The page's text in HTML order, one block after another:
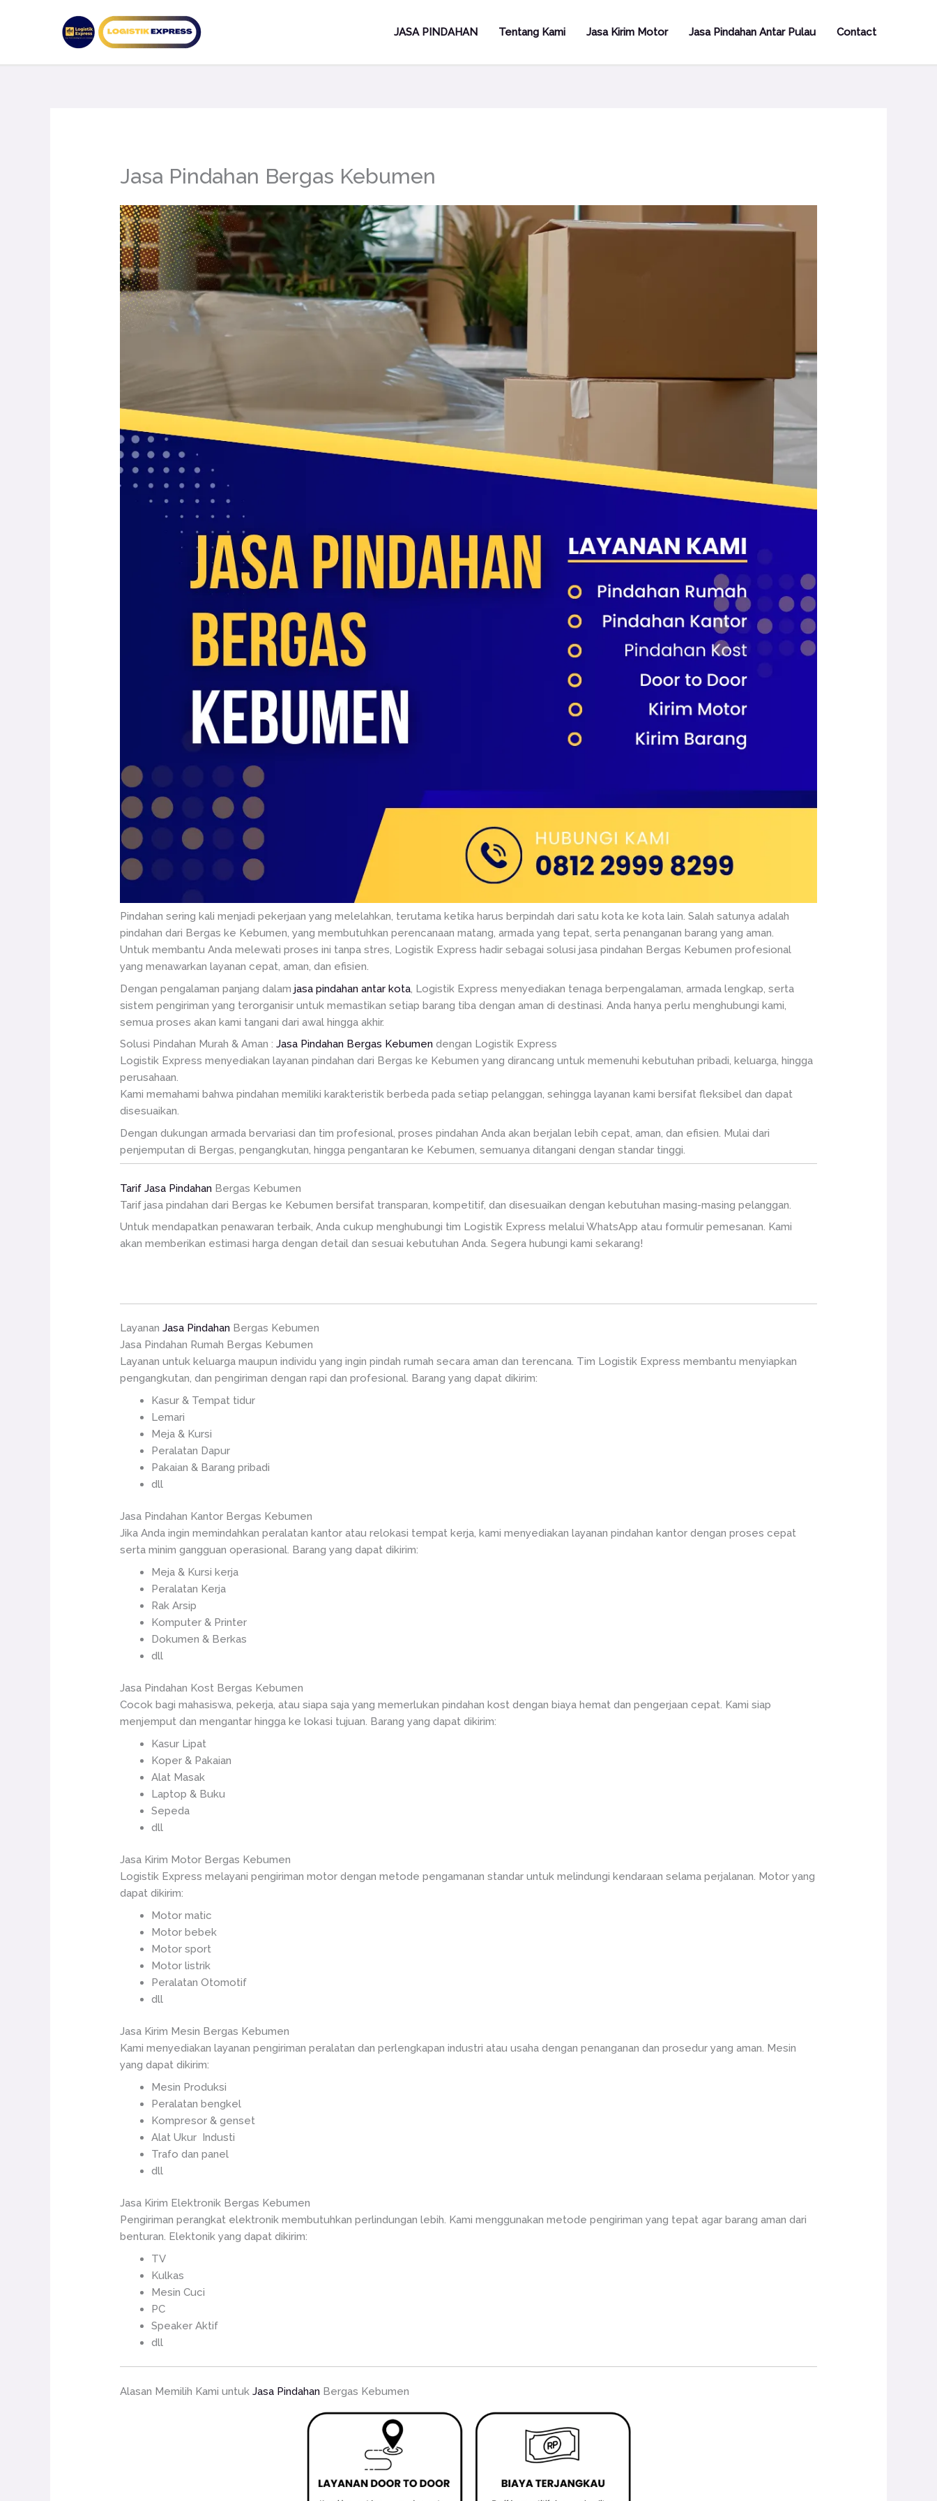
JASA PINDAHAN Tentang Kami Jasa Kirim Motor Jasa Pindahan Antar Pulau Contact
Jasa Pindahan Bergas Kebumen
Pindahan sering kali menjadi pekerjaan yang melelahkan, terutama ketika harus berpindah dari satu kota ke kota lain. Salah satunya adalah
pindahan dari Bergas ke Kebumen, yang membutuhkan perencanaan matang, armada yang tepat, serta penanganan barang yang aman.
Untuk membantu Anda melewati proses ini tanpa stres, Logistik Express hadir sebagai solusi jasa pindahan Bergas Kebumen profesional
yang menawarkan layanan cepat, aman, dan efisien.
Dengan pengalaman panjang dalamjasa pindahan antar kota , Logistik Express menyediakan tenaga berpengalaman, armada lengkap, serta
sistem pengiriman yang terorganisir untuk memastikan setiap barang tiba dengan aman di destinasi. Anda hanya perlu menghubungi kami,
semua proses akan kami tangani dari awal hingga akhir.
Solusi Pindahan Murah & Aman :Jasa Pindahan Bergas Kebumen dengan Logistik Express
Logistik Express menyediakan layanan pindahan dari Bergas ke Kebumen yang dirancang untuk memenuhi kebutuhan pribadi, keluarga, hingga
perusahaan.
Kami memahami bahwa pindahan memiliki karakteristik berbeda pada setiap pelanggan, sehingga layanan kami bersifat fleksibel dan dapat
disesuaikan.
Dengan dukungan armada bervariasi dan tim profesional, proses pindahan Anda akan berjalan lebih cepat, aman, dan efisien. Mulai dari
penjemputan di Bergas, pengangkutan, hingga pengantaran ke Kebumen, semuanya ditangani dengan standar tinggi.
Tarif Jasa Pindahan Bergas Kebumen
Tarif jasa pindahan dari Bergas ke Kebumen bersifat transparan, kompetitif, dan disesuaikan dengan kebutuhan masing-masing pelanggan.
Untuk mendapatkan penawaran terbaik, Anda cukup menghubungi tim Logistik Express melalui WhatsApp atau formulir pemesanan. Kami
akan memberikan estimasi harga dengan detail dan sesuai kebutuhan Anda. Segera hubungi kami sekarang!
LayananJasa Pindahan Bergas Kebumen
Jasa Pindahan Rumah Bergas Kebumen
Layanan untuk keluarga maupun individu yang ingin pindah rumah secara aman dan terencana. Tim Logistik Express membantu menyiapkan
pengangkutan, dan pengiriman dengan rapi dan profesional. Barang yang dapat dikirim:
Kasur & Tempat tidur
Lemari
Meja & Kursi
Peralatan Dapur
Pakaian & Barang pribadi
dll
Jasa Pindahan Kantor Bergas Kebumen
Jika Anda ingin memindahkan peralatan kantor atau relokasi tempat kerja, kami menyediakan layanan pindahan kantor dengan proses cepat
serta minim gangguan operasional. Barang yang dapat dikirim:
Meja & Kursi kerja
Peralatan Kerja
Rak Arsip
Komputer & Printer
Dokumen & Berkas
dll
Jasa Pindahan Kost Bergas Kebumen
Cocok bagi mahasiswa, pekerja, atau siapa saja yang memerlukan pindahan kost dengan biaya hemat dan pengerjaan cepat. Kami siap
menjemput dan mengantar hingga ke lokasi tujuan. Barang yang dapat dikirim:
Kasur Lipat
Koper & Pakaian
Alat Masak
Laptop & Buku
Sepeda
dll
Jasa Kirim Motor Bergas Kebumen
Logistik Express melayani pengiriman motor dengan metode pengamanan standar untuk melindungi kendaraan selama perjalanan. Motor yang
dapat dikirim:
Motor matic
Motor bebek
Motor sport
Motor listrik
Peralatan Otomotif
dll
Jasa Kirim Mesin Bergas Kebumen
Kami menyediakan layanan pengiriman peralatan dan perlengkapan industri atau usaha dengan penanganan dan prosedur yang aman. Mesin
yang dapat dikirim:
Mesin Produksi
Peralatan bengkel
Kompresor & genset
Alat Ukur Industi
Trafo dan panel
dll
Jasa Kirim Elektronik Bergas Kebumen
Pengiriman perangkat elektronik membutuhkan perlindungan lebih. Kami menggunakan metode pengiriman yang tepat agar barang aman dari
benturan. Elektonik yang dapat dikirim:
TV
Kulkas
Mesin Cuci
PC
Speaker Aktif
dll
Alasan Memilih Kami untukJasa Pindahan Bergas Kebumen